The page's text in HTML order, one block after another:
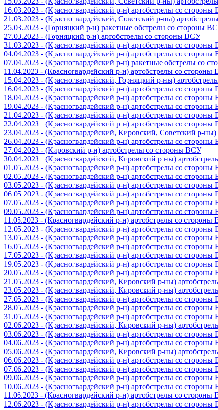
16.03.2023 - (Красногвардейский р-н) артобстрелы со
21.03.2023 - (Красногвардейский, Советский р-ны)
25.03.2023 - (Горняцкий р-н) ракетные обстрелы со стороны
27.03.2023 - (Горняцкий р-н) артобстрелы со стороны ВСУ
31.03.2023 - (Красногвардейский р-н) артобстрелы со
04.04.2023 - (Красногвардейский р-н) артобстрелы со
07.04.2023 - (Красногвардейский р-н) ракетные обстрелы со
11.04.2023 - (Красногвардейский р-н) артобстрелы со стороны
15.04.2023 - (Красногвардейский, Горняцкий р-ны)
16.04.2023 - (Красногвардейский р-н) артобстрелы со
18.04.2023 - (Красногвардейский р-н) артобстрелы со
19.04.2023 - (Красногвардейский р-н) артобстрелы со
21.04.2023 - (Красногвардейский р-н) артобстрелы со
22.04.2023 - (Красногвардейский р-н) артобстрелы со
23.04.2023 - (Красногвардейский, Кировский, Советский р-
26.04.2023 - (Красногвардейский р-н) артобстрелы со
27.04.2023 - (Кировский р-н) артобстрелы со стороны ВСУ
30.04.2023 - (Красногвардейский, Кировский р-ны)
01.05.2023 - (Красногвардейский р-н) артобстрелы со
02.05.2023 - (Красногвардейский р-н) артобстрелы со
03.05.2023 - (Красногвардейский р-н) артобстрелы со
06.05.2023 - (Красногвардейский р-н) артобстрелы со
07.05.2023 - (Красногвардейский р-н) артобстрелы со
09.05.2023 - (Красногвардейский р-н) артобстрелы со
11.05.2023 - (Красногвардейский р-н) артобстрелы со стороны
12.05.2023 - (Красногвардейский р-н) артобстрелы со
13.05.2023 - (Красногвардейский р-н) артобстрелы со
16.05.2023 - (Красногвардейский р-н) артобстрелы со
17.05.2023 - (Красногвардейский р-н) артобстрелы со
19.05.2023 - (Красногвардейский р-н) артобстрелы со
20.05.2023 - (Красногвардейский р-н) артобстрелы со
21.05.2023 - (Красногвардейский, Кировский р-ны)
23.05.2023 - (Красногвардейский, Кировский р-ны)
27.05.2023 - (Красногвардейский р-н) артобстрелы со
28.05.2023 - (Красногвардейский р-н) артобстрелы со
31.05.2023 - (Красногвардейский р-н) артобстрелы со
02.06.2023 - (Красногвардейский, Кировский р-ны)
03.06.2023 - (Красногвардейский р-н) артобстрелы со
04.06.2023 - (Красногвардейский р-н) артобстрелы со
05.06.2023 - (Красногвардейский, Кировский р-ны)
06.06.2023 - (Красногвардейский р-н) артобстрелы со
07.06.2023 - (Красногвардейский р-н) артобстрелы со
09.06.2023 - (Красногвардейский р-н) артобстрелы со
10.06.2023 - (Красногвардейский р-н) артобстрелы со
11.06.2023 - (Красногвардейский р-н) артобстрелы со стороны
12.06.2023 - (Красногвардейский р-н) артобстрелы со